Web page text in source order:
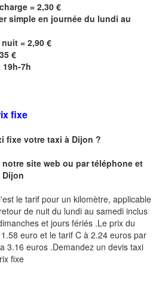
= 2,30 €
simple en journée du lundi au
= 2,90 €
€
7h
fixe
fixe votre taxi à Dijon ?
site web ou par téléphone et
Dijon
le tarif pour un kilomètre, applicable
de nuit du lundi au samedi inclus
et jours fériés .Le prix du
euro et le tarif C à 2.24 euros par
3.16 euros .Demandez un devis taxi
fixe